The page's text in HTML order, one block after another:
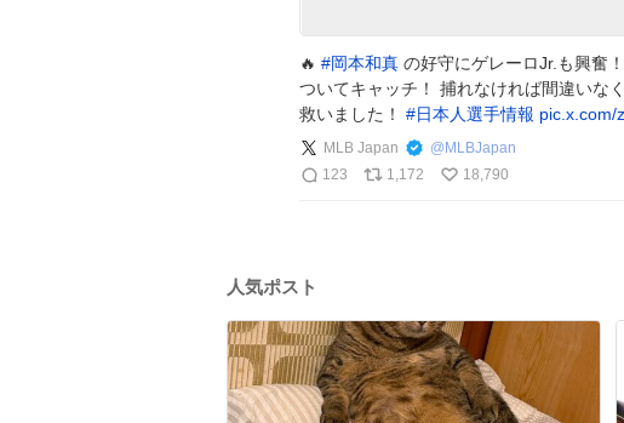
🔥 #岡本和真 の好守にゲレーロJr.も興奮
ついてキャッチ！ 捕れなければ間違いな
救いました！ #日本人選手情報 pic.x.com/
MLB Japan @ MLBJapan
123
1,172 18,790
人気ポスト